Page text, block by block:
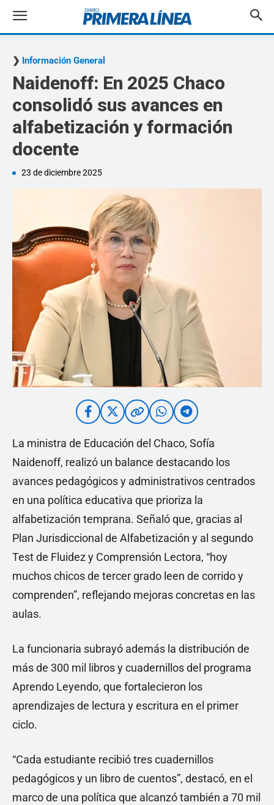
Información General
Naidenoff: En 2025 Chaco
consolidó sus avances en
alfabetización y formación
docente
23 de diciembre 2025
La ministra de Educación del Chaco, Sofía
Naidenoff, realizó un balance destacando los
avances pedagógicos y administrativos centrados
en una política educativa que prioriza la
alfabetización temprana. Señaló que, gracias al
Plan Jurisdiccional de Alfabetización y al segundo
Test de Fluidez y Comprensión Lectora, “hoy
muchos chicos de tercer grado leen de corrido y
comprenden”, reflejando mejoras concretas en las
aulas.
La funcionaria subrayó además la distribución de
más de 300 mil libros y cuadernillos del programa
Aprendo Leyendo, que fortalecieron los
aprendizajes de lectura y escritura en el primer
ciclo.
“Cada estudiante recibió tres cuadernillos
pedagógicos y un libro de cuentos”, destacó, en el
marco de una política que alcanzó también a 70 mil